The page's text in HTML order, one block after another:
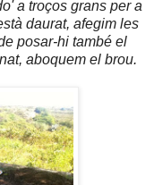
a troços grans per a
daurat, afegim les
posar-hi també el
aboquem el brou.